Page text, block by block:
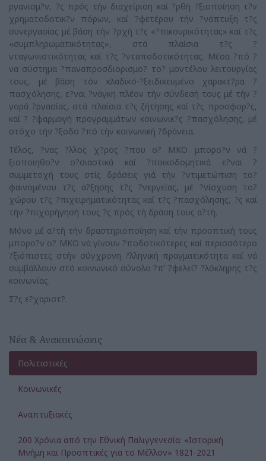
ργανισμ?ν, ?ς πρός τήν διαχείριση καί ?ρθή ?ξιοποίηση τ?ν
χρηματοδοτικ?ν πόρων, καί ?φετέρου τήν ?νάπτυξη τ?ς
συνεργασίας μέ βάση τήν ?ρχή τ?ς «?πικουρικότητας» καί τ?ς
«συμπληρωματικότητας», στά πλαίσια τ?ς ?
νταγωνιστικότητας καί τ?ς ?νταποδοτικότητας. Μέσα ?πό ?
να σύστημα ?παναπροσδιορισμο? το? μοντέλου λειτουργίας
τους, μέ βάση τόν κλαδικό-?ξειδικευμένο χαρακτ?ρα ?
πασχόλησης, ε?ναι ?νάγκη πλέον τήν σύνδεσή τους μέ τήν ?
γορά ?ργασίας, στά πλαίσια τ?ς ζήτησης καί τ?ς προσφορ?ς,
καί ? ?φαρμογή προγραμμάτων κοινωνικ?ς ?πασχόλησης, μέ
στόχο τήν ?ξοδο ?πό τήν κοινωνική ?δράνεια.
Τέλος, ?νας ?λλος χ?ρος ?που ο? ΜΚΟ μπορο?ν νά ?
ξιοποιηθο?ν ο?σιαστικά καί ?ποικοδομητικά ε?ναι ?
συμμετοχή τους στίς δράσεις γιά τήν ?ντιμετώπιση το?
φαινομένου τ?ς α?ξησης τ?ς ?νεργείας, μέ ?νίσχυση το?
χώρου τ?ς ?πιχειρηματικότητας καί τ?ς ?πασχόλησης, ?ς καί
τήν ?πιχορήγησή τους ?ς πρός τή δράση τους α?τή.
Μόνο μέ α?τή τήν δραστηριοποίηση καί τήν προοπτική τους
μπορο?ν ο? ΜΚΟ νά γίνουν ?ποδοτικότερες καί περισσότερο
?ξιόπιστες στήν σύγχρονη ?λληνική πραγματικότητα καί νά
συμβάλλουν στό κοινωνικό σύνολο ?π’ ?φελεί? ?λόκληρης τ?ς
κοινωνίας.
Σ?ς ε?χαριστ?.
Νέα & Ανακοινώσεις
Πολιτιστικές
Κοινωνικές
Αναπτυξιακές
200 Χρόνια από την Εθνική Παλιγγενεσία: «Ιστορική
Μνήμη και Προοπτικές για το Μέλλον» 1821-2021